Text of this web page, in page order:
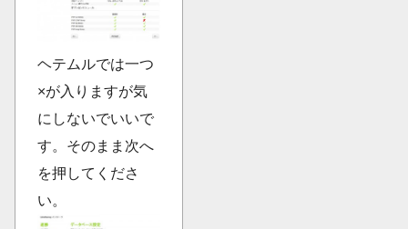
ヘテムルでは一つ
×が入りますが気
にしないでいいで
す。そのまま次へ
を押してくださ
い。